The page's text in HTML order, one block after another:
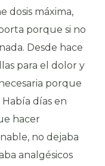
dosis máxima,
porque si no
Desde hace
para el dolor y
porque
días en
hacer
no dejaba
analgésicos